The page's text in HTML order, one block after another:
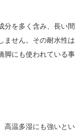
分を多く含み、長い間
ません。その耐水性は
脚にも使われている事
高温多湿にも強いとい